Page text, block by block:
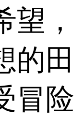
望，
的田
冒险